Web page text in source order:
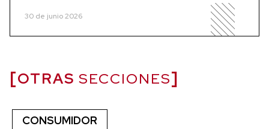
30 de junio 2026
OTRAS SECCIONES
CONSUMIDOR